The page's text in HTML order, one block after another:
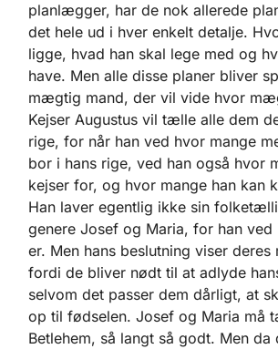
planlægger, har de nok allerede
det hele ud i hver enkelt detalje.
ligge, hvad han skal lege med og
have. Men alle disse planer bliver
mægtig mand, der vil vide hvor
Kejser Augustus vil tælle alle dem
rige, for når han ved hvor mange
bor i hans rige, ved han også hvor
kejser for, og hvor mange han kan
Han laver egentlig ikke sin
genere Josef og Maria, for han ved
er. Men hans beslutning viser deres
fordi de bliver nødt til at adlyde
selvom det passer dem dårligt, at
op til fødselen. Josef og Maria må
Betlehem, så langt så godt. Men da